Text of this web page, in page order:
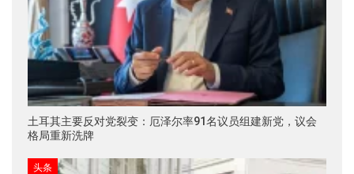
土耳其主要反对党裂变：厄泽尔率91名议员组建新党，议会
格局重新洗牌
头条